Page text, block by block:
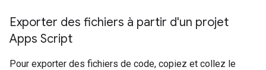
Exporter des fichiers à partir d'un projet
Apps Script
Pour exporter des fichiers de code, copiez et collez le